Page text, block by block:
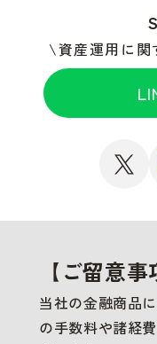
資産運用に関
【ご留意事
当社の金融商品
の手数料や諸経